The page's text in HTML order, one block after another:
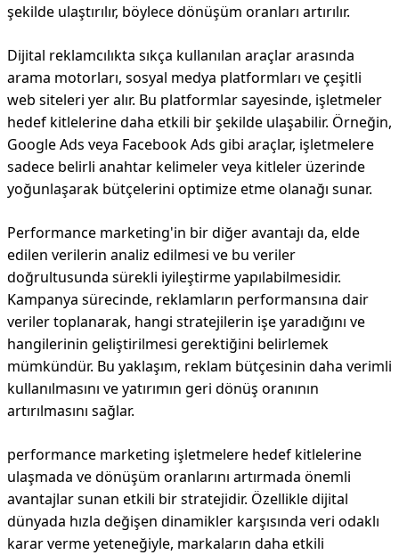
şekilde ulaştırılır, böylece dönüşüm oranları artırılır.
Dijital reklamcılıkta sıkça kullanılan araçlar arasında
arama motorları, sosyal medya platformları ve çeşitli
web siteleri yer alır. Bu platformlar sayesinde, işletmeler
hedef kitlelerine daha etkili bir şekilde ulaşabilir. Örneğin,
Google Ads veya Facebook Ads gibi araçlar, işletmelere
sadece belirli anahtar kelimeler veya kitleler üzerinde
yoğunlaşarak bütçelerini optimize etme olanağı sunar.
Performance marketing'in bir diğer avantajı da, elde
edilen verilerin analiz edilmesi ve bu veriler
doğrultusunda sürekli iyileştirme yapılabilmesidir.
Kampanya sürecinde, reklamların performansına dair
veriler toplanarak, hangi stratejilerin işe yaradığını ve
hangilerinin geliştirilmesi gerektiğini belirlemek
mümkündür. Bu yaklaşım, reklam bütçesinin daha verimli
kullanılmasını ve yatırımın geri dönüş oranının
artırılmasını sağlar.
performance marketing işletmelere hedef kitlelerine
ulaşmada ve dönüşüm oranlarını artırmada önemli
avantajlar sunan etkili bir stratejidir. Özellikle dijital
dünyada hızla değişen dinamikler karşısında veri odaklı
karar verme yeteneğiyle, markaların daha etkili